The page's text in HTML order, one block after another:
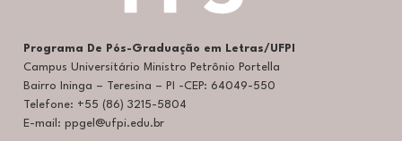
Programa De Pós-Graduação em Letras/UFPI
Campus Universitário Ministro Petrônio Portella
Bairro Ininga – Teresina – PI -CEP: 64049-550
Telefone: +55 (86) 3215-5804
E-mail: ppgel@ufpi.edu.br